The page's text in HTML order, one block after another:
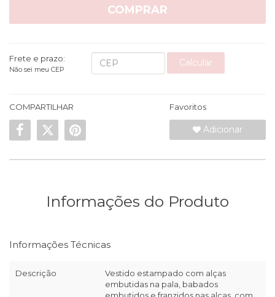
COMPRAR
Frete e prazo:
Não sei meu CEP
Calcular
COMPARTILHAR Favoritos
Adicionar
Informações do Produto
Informações Técnicas
Descrição
Vestido estampado com alças
embutidas na pala, babados